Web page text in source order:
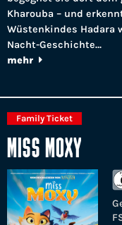
Kharouba – und
Wüstenkindes Hadara
Nacht-Geschichte…
mehr
Family Ticket
MISS MOXY